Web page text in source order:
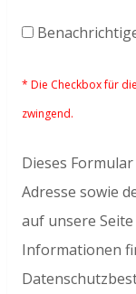
* Die Checkbox für
zwingend.
Dieses
Adresse sowie
auf unsere
Informationen